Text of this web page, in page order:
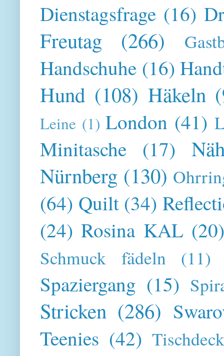
Dienstagsfrage (16)
Freutag (266)
Handschuhe (16)
Hund (108) Häkeln
Leine (1) London (41)
Minitasche (17)
Nürnberg (130)
(64) Quilt (34)
(24) Rosina KAL
Schmuck fädeln (11)
Spaziergang (15)
Stricken (286)
Teenies (42)